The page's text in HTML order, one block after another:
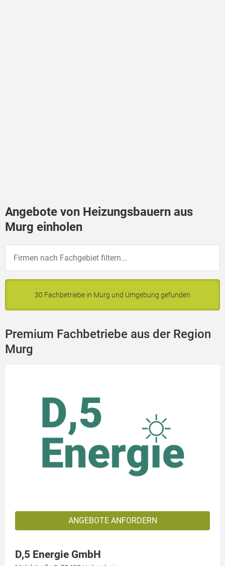
Angebote von Heizungsbauern aus
Murg einholen
30 Fachbetriebe in Murg und Umgebung gefunden
Premium Fachbetriebe aus der Region
Murg
ANGEBOTE ANFORDERN
D,5 Energie GmbH